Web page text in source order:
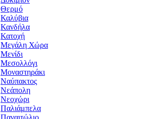
Θερμό
Καλύβια
Κανδήλα
Κατοχή
Μεγάλη Χώρα
Μενίδι
Μεσολλόγι
Μοναστηράκι
Ναύπακτος
Νεάπολη
Νεοχώρι
Παλιάμπελα
Παναιτώλιο